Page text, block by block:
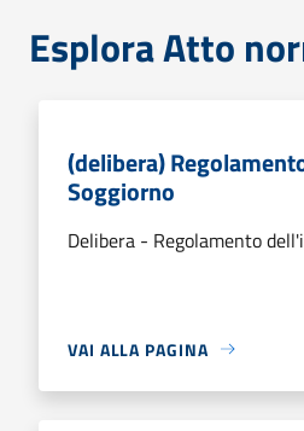
Esplora Atto
(delibera)
Soggiorno
Delibera - Regolamento
VAI ALLA PAGINA